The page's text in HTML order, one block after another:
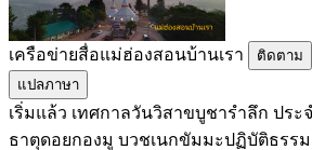
เครือข่ายสื่อแม่ฮ่องสอนบ้านเรา
ติดตาม
แปลภาษา
เริ่มแล้ว เทศกาลวันวิสาขบูชารำลึก ประ
ธาตุดอยกองมู บวชเนกขัมมะปฏิบัติธรร